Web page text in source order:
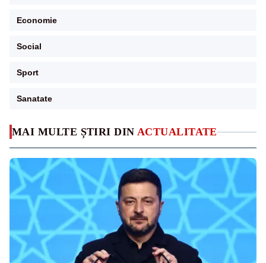
MAI MULTE ȘTIRI DIN ACTUALITATE
Economie
Social
Sport
Sanatate